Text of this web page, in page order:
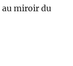
au miroir du